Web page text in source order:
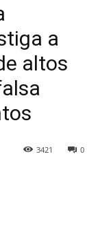
a
altos
0
3421